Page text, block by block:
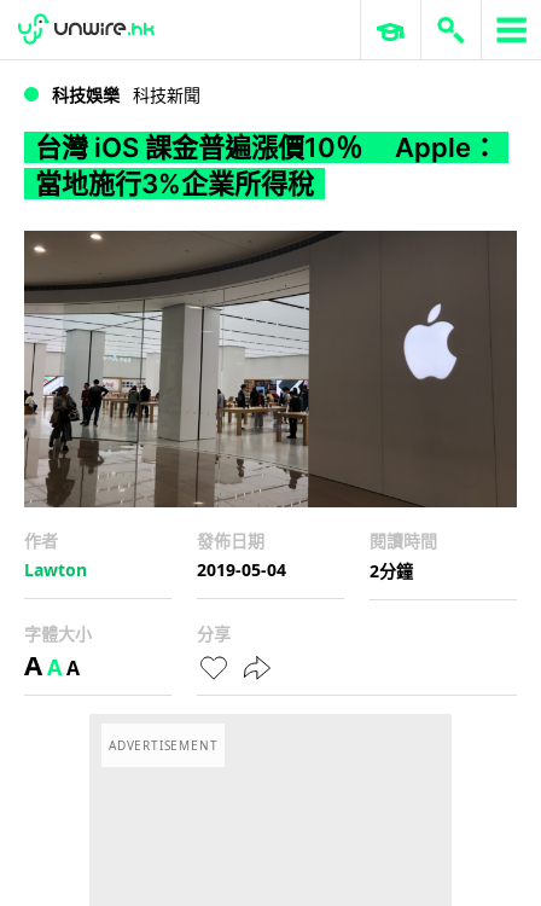
WWDC 2026 ERP 與商業 AI
科技娛樂 科技新聞
台灣 iOS 課金普遍漲價10％ Apple：
當地施行3%企業所得稅
作者
Lawton
發佈日期
2019-05-04
閱讀時間
2分鐘
字體大小
AAA
分享
ADVERTISEMENT